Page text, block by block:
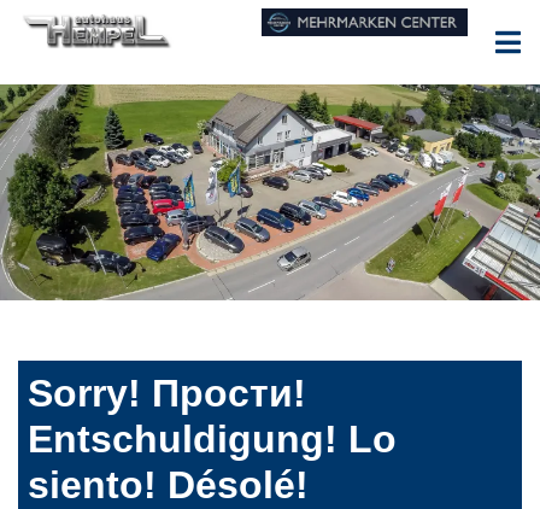
Sorry! Прости!
Entschuldigung! Lo
siento! Désolé!